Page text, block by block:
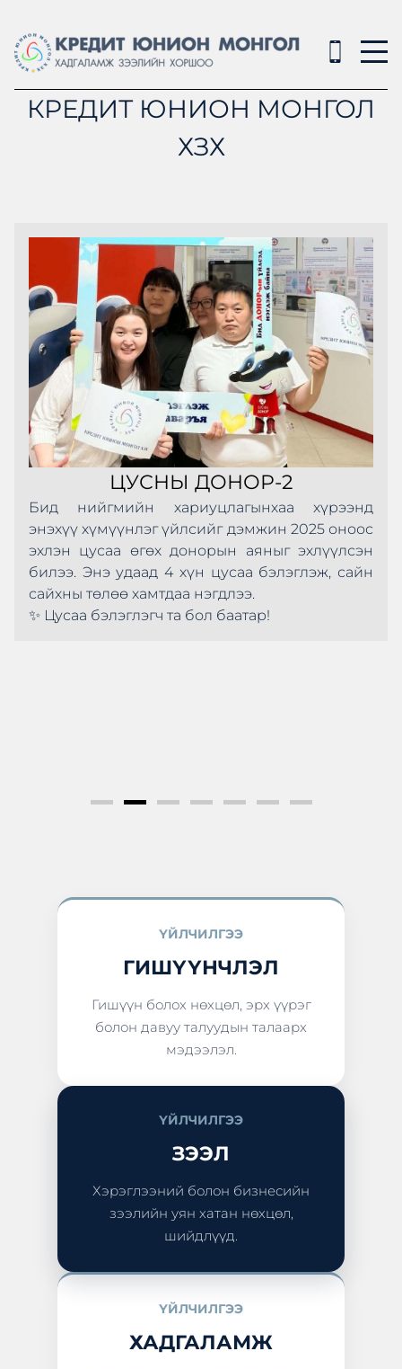
КРЕДИТ ЮНИОН МОНГОЛ
ХЗХ
ЦУСНЫ ДОНОР-2
Бид нийгмийн хариуцлагынхаа хүрээнд
энэхүү хүмүүнлэг үйлсийг дэмжин 2025 оноос
эхлэн цусаа өгөх донорын аяныг эхлүүлсэн
билээ. Энэ удаад 4 хүн цусаа бэлэглэж, сайн
сайхны төлөө хамтдаа нэгдлээ.
✨ Цусаа бэлэглэгч та бол баатар!
ҮЙЛЧИЛГЭЭ
ГИШҮҮНЧЛЭЛ
Гишүүн болох нөхцөл, эрх үүрэг
болон давуу талуудын талаарх
мэдээлэл.
ҮЙЛЧИЛГЭЭ
ЗЭЭЛ
Хэрэглээний болон бизнесийн
зээлийн уян хатан нөхцөл,
шийдлүүд.
ҮЙЛЧИЛГЭЭ
ХАДГАЛАМЖ